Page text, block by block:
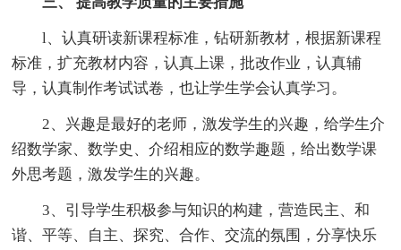
l、认真研读新课程标准，钻研新教材，根据新课程
标准，扩充教材内容，认真上课，批改作业，认真辅
导，认真制作考试试卷，也让学生学会认真学习。
2、兴趣是最好的老师，激发学生的兴趣，给学生介
绍数学家、数学史、介绍相应的数学趣题，给出数学课
外思考题，激发学生的兴趣。
3、引导学生积极参与知识的构建，营造民主、和
谐、平等、自主、探究、合作、交流的氛围，分享快乐